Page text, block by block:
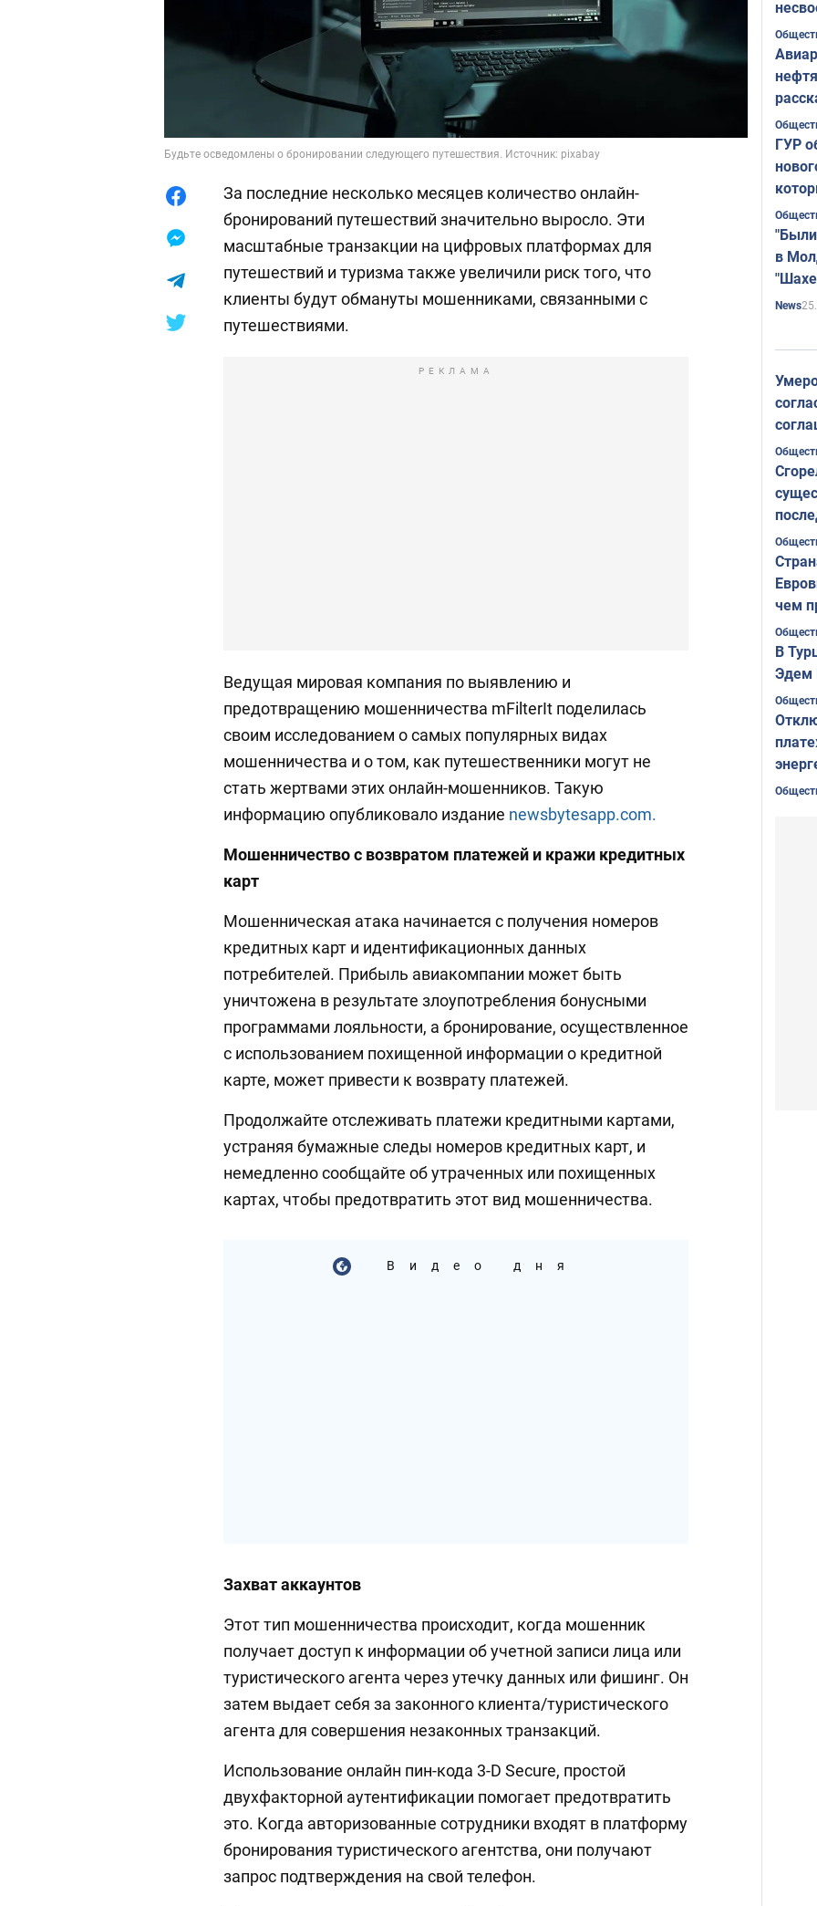
Будьте осведомлены о бронировании следующего путешествия. Источник: pixabay
За последние несколько месяцев количество онлайн-
бронирований путешествий значительно выросло. Эти
масштабные транзакции на цифровых платформах для
путешествий и туризма также увеличили риск того, что
клиенты будут обмануты мошенниками, связанными с
путешествиями.
РЕКЛАМА
Ведущая мировая компания по выявлению и
предотвращению мошенничества mFilterIt поделилась
своим исследованием о самых популярных видах
мошенничества и о том, как путешественники могут не
стать жертвами этих онлайн-мошенников. Такую
информацию опубликовало издание newsbytesapp.com.
Мошенничество с возвратом платежей и кражи кредитных
карт
Мошенническая атака начинается с получения номеров
кредитных карт и идентификационных данных
потребителей. Прибыль авиакомпании может быть
уничтожена в результате злоупотребления бонусными
программами лояльности, а бронирование, осуществленное
с использованием похищенной информации о кредитной
карте, может привести к возврату платежей.
Продолжайте отслеживать платежи кредитными картами,
устраняя бумажные следы номеров кредитных карт, и
немедленно сообщайте об утраченных или похищенных
картах, чтобы предотвратить этот вид мошенничества.
Видео дня
Захват аккаунтов
Этот тип мошенничества происходит, когда мошенник
получает доступ к информации об учетной записи лица или
туристического агента через утечку данных или фишинг. Он
затем выдает себя за законного клиента/туристического
агента для совершения незаконных транзакций.
Использование онлайн пин-кода 3-D Secure, простой
двухфакторной аутентификации помогает предотвратить
это. Когда авторизованные сотрудники входят в платформу
бронирования туристического агентства, они получают
запрос подтверждения на свой телефон.
ГУР
в
News
чем
В
Эдем